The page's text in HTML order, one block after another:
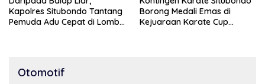
Kapolres Situbondo Tantang
Pemuda Adu Cepat di Lomba
Borong Medali Emas di
Kejuaraan Karate Cup
Otomotif